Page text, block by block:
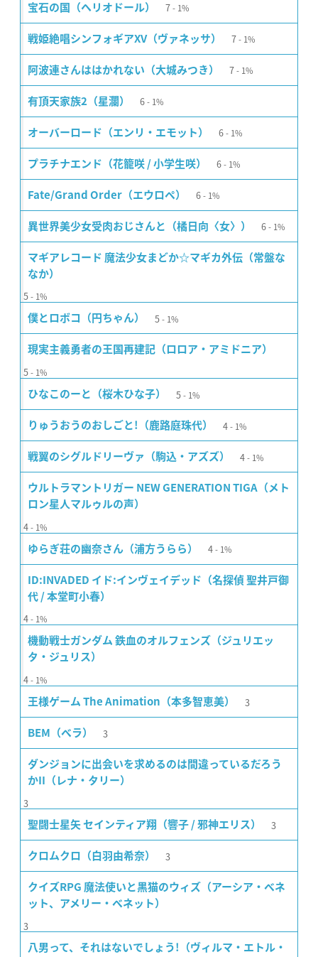
宝石の国（ヘリオドール） 7 1%
戦姫絶唱シンフォギアXV（ヴァネッサ） 7 1%
阿波連さんははかれない（大城みつき） 7 1%
有頂天家族2（星瀾） 6 1%
オーバーロード（エンリ・エモット） 6 1%
プラチナエンド（花籠咲 / 小学生咲） 6 1%
Fate/Grand Order（エウロペ） 6 1%
異世界美少女受肉おじさんと（橘日向〈女〉） 6 1%
マギアレコード 魔法少女まどか☆マギカ外伝（常盤な
なか）
5 1%
僕とロボコ（円ちゃん） 5 1%
現実主義勇者の王国再建記（ロロア・アミドニア）
5 1%
ひなこのーと（桜木ひな子） 5 1%
りゅうおうのおしごと!（鹿路庭珠代） 4 1%
戦翼のシグルドリーヴァ（駒込・アズズ） 4 1%
ウルトラマントリガー NEW GENERATION TIGA（メト
ロン星人マルゥルの声）
4 1%
ゆらぎ荘の幽奈さん（浦方うらら） 4 1%
ID:INVADED イド:インヴェイデッド（名探偵 聖井戸御
代 / 本堂町小春）
4 1%
機動戦士ガンダム 鉄血のオルフェンズ（ジュリエッ
タ・ジュリス）
4 1%
王様ゲーム The Animation（本多智恵美） 3
BEM（ベラ） 3
ダンジョンに出会いを求めるのは間違っているだろう
かII（レナ・タリー）
3
聖闘士星矢 セインティア翔（響子 / 邪神エリス） 3
クロムクロ（白羽由希奈） 3
クイズRPG 魔法使いと黒猫のウィズ（アーシア・ベネ
ット、アメリー・ベネット）
3
八男って、それはないでしょう!（ヴィルマ・エトル・